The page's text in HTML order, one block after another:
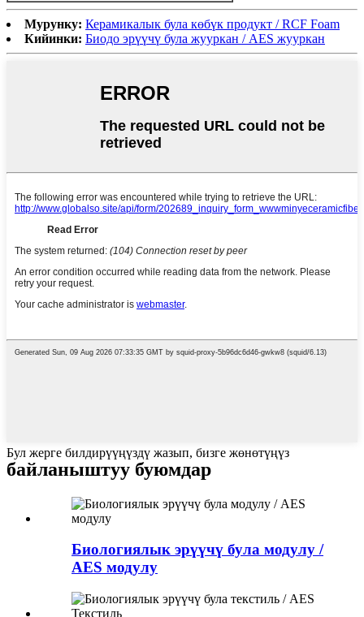
Мурунку: Керамикалык була көбүк продукт / RCF Foam
Кийинки: Биодо эрүүчү була жууркан / AES жууркан
Бул жерге билдирүүңүздү жазып, бизге жөнөтүңүз
байланыштуу буюмдар
Биологиялык эрүүчү була модулу /
AES модулу